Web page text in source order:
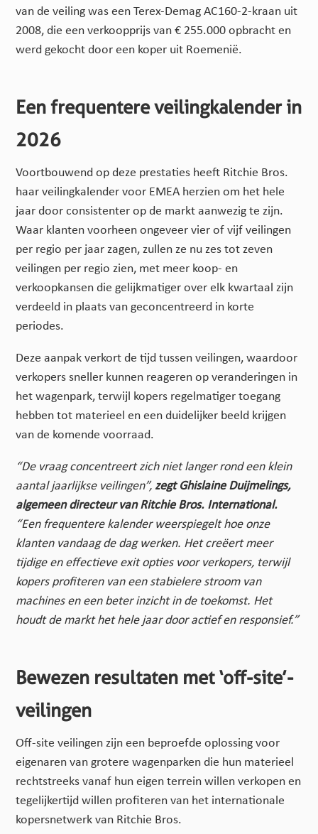
van de veiling was een Terex-Demag AC160-2-kraan uit
2008, die een verkoopprijs van € 255.000 opbracht en
werd gekocht door een koper uit Roemenië.
Een frequentere veilingkalender in
2026
Voortbouwend op deze prestaties heeft Ritchie Bros.
haar veilingkalender voor EMEA herzien om het hele
jaar door consistenter op de markt aanwezig te zijn.
Waar klanten voorheen ongeveer vier of vijf veilingen
per regio per jaar zagen, zullen ze nu zes tot zeven
veilingen per regio zien, met meer koop- en
verkoopkansen die gelijkmatiger over elk kwartaal zijn
verdeeld in plaats van geconcentreerd in korte
periodes.
Deze aanpak verkort de tijd tussen veilingen, waardoor
verkopers sneller kunnen reageren op veranderingen in
het wagenpark, terwijl kopers regelmatiger toegang
hebben tot materieel en een duidelijker beeld krijgen
van de komende voorraad.
“De vraag concentreert zich niet langer rond een klein
aantal jaarlijkse veilingen”, zegtGhislaine Duijmelings,
algemeen directeur van Ritchie Bros. International.
“Een frequentere kalender weerspiegelt hoe onze
klanten vandaag de dag werken. Het creëertmeer
tijdige en effectieve exit opties voor verkopers, terwijl
kopers profiteren van een stabielere stroom van
machines en een beter inzicht in de toekomst. Het
houdt de markthet hele jaar door actief en responsief.”
Bewezen resultaten met ‘off-site’-
veilingen
Off-site veilingen zijn een beproefde oplossing voor
eigenaren van grotere wagenparken die hun materieel
rechtstreeks vanaf hun eigen terrein willen verkopen en
tegelijkertijd willen profiteren van het internationale
kopersnetwerk van Ritchie Bros.